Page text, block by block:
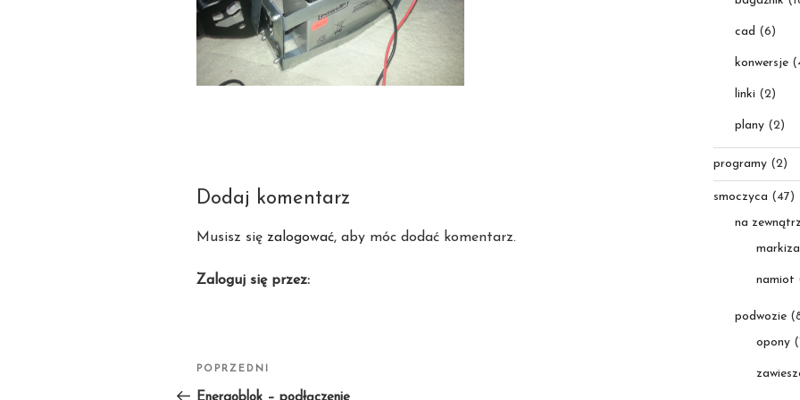
Dodaj komentarz
Musisz się zalogować, aby móc dodać komentarz.
Zaloguj się przez:
Nawigacja
wpisu
Poprzedni
wpis
POPRZEDNI
cad (6)
konwersje
linki (2)
plany(2)
programy(2)
smoczyca (47)
na zewnątrz
markiza
namiot
podwozie
opony